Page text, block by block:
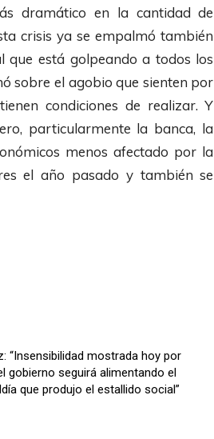
A
r
r
i
b
a
/
A
a
a
dramático en la cantidad de
crisis ya se empalmó también
que está golpeando a todos los
sobre el agobio que sienten por
condiciones de realizar. Y
particularmente la banca, la
menos afectado por la
el año pasado y también se
“Insensibilidad mostrada hoy por
gobierno seguirá alimentando el
que produjo el estallido social”